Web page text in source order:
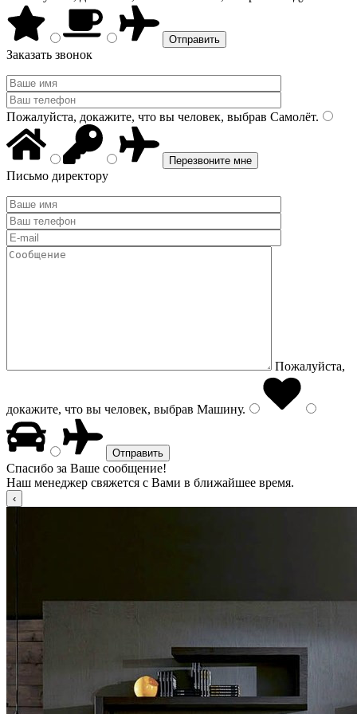
Заказать звонок
Пожалуйста, докажите, что вы человек, выбрав Самолёт.
Письмо директору
Пожалуйста,
докажите, что вы человек, выбрав Машину.
Спасибо за Ваше сообщение!
Наш менеджер свяжется с Вами в ближайшее время.